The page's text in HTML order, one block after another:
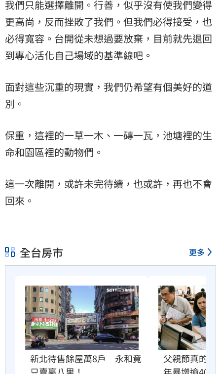
我們只能選擇離開。行善，似乎沒有使我們變得
更高尚，反而挫敗了我們。但我們必得接受，也
必得寬容。台開從未想過要放棄，目前就先退回
到專心活化自己場域的基準線吧。
面對這些沉重的現實，我們仍希望有個美好的道
別。
保重，這裡的一草一木、一磚一瓦，池塘裡的生
命和園區裡的動物們。
這一次離開，或許未完待續，也或許，再也不會
回來。
全台房市 更多
新北待售餘屋萬8戶　永和竟
只賣贏八里！
父親節真的快
年暴增逾400